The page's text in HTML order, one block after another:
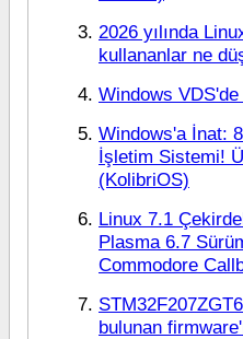
2026 yılında
kullananlar ne
Windows
Windows'a İnat:
İşletim Sistemi!
(KolibriOS)
Linux 7.1
Plasma 6.7
Commodore
bulunan